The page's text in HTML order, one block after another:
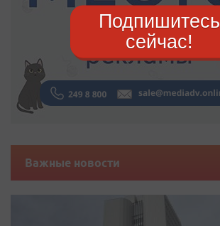
Важные новости
Подпишитесь
сейчас!